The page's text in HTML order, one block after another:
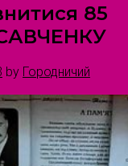
85
by Городничий